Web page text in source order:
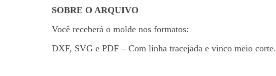
SOBRE O ARQUIVO
Você receberá o molde nos formatos:
DXF, SVG e PDF – Com linha tracejada e vinco meio corte.